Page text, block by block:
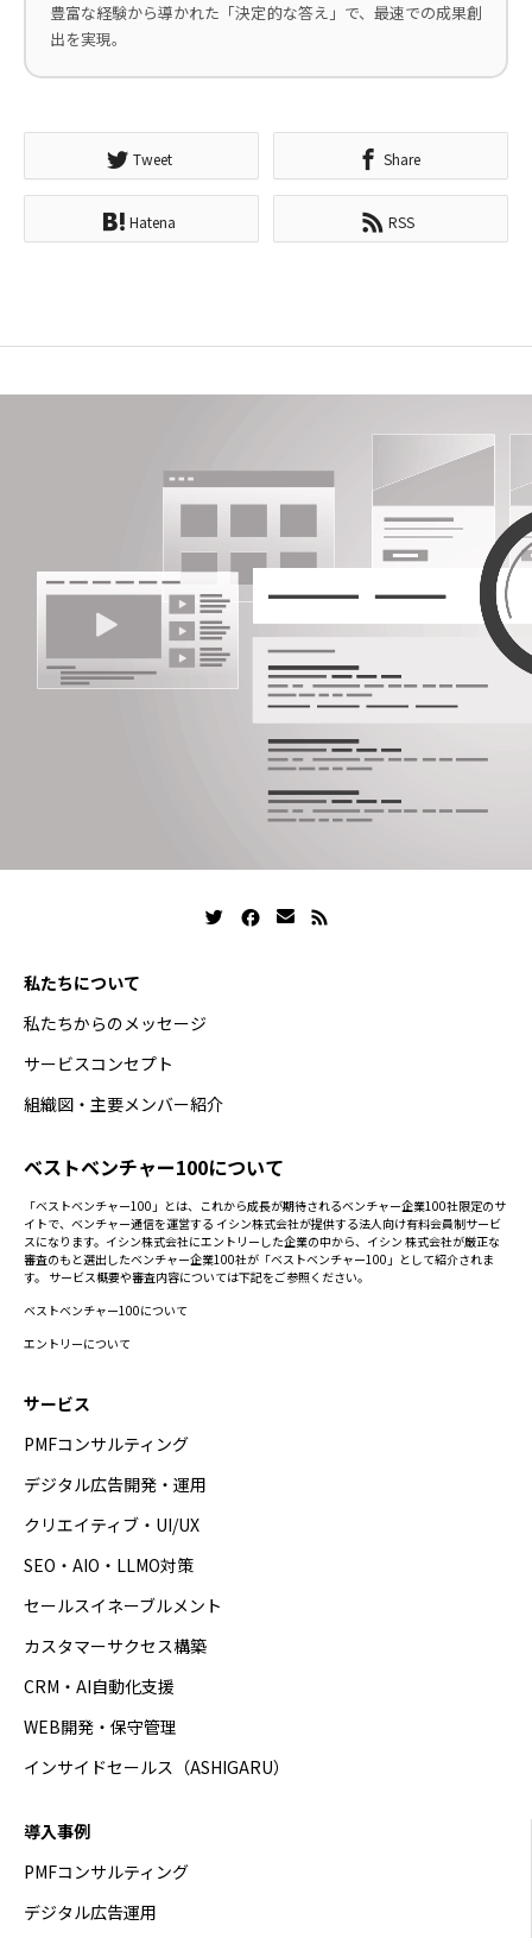
豊富な経験から導かれた「決定的な答え」で、最速での成果創
出を実現。
Tweet Share
Hatena RSS
私たちについて
私たちからのメッセージ
サービスコンセプト
組織図・主要メンバー紹介
ベストベンチャー100について
「ベストベンチャー100」とは、これから成長が期待されるベンチャー企業100社限定のサ
イトで、ベンチャー通信を運営する イシン株式会社が提供する法人向け有料会員制サービ
スになります。イシン株式会社にエントリーした企業の中から、イシン 株式会社が厳正な
審査のもと選出したベンチャー企業100社が「ベストベンチャー100」として紹介されま
す。 サービス概要や審査内容については下記をご参照ください。
ベストベンチャー100について
エントリーについて
サービス
PMFコンサルティング
デジタル広告開発・運用
クリエイティブ・UI/UX
SEO・AIO・LLMO対策
セールスイネーブルメント
カスタマーサクセス構築
CRM・AI自動化支援
WEB開発・保守管理
インサイドセールス（ASHIGARU）
導入事例
PMFコンサルティング
デジタル広告運用